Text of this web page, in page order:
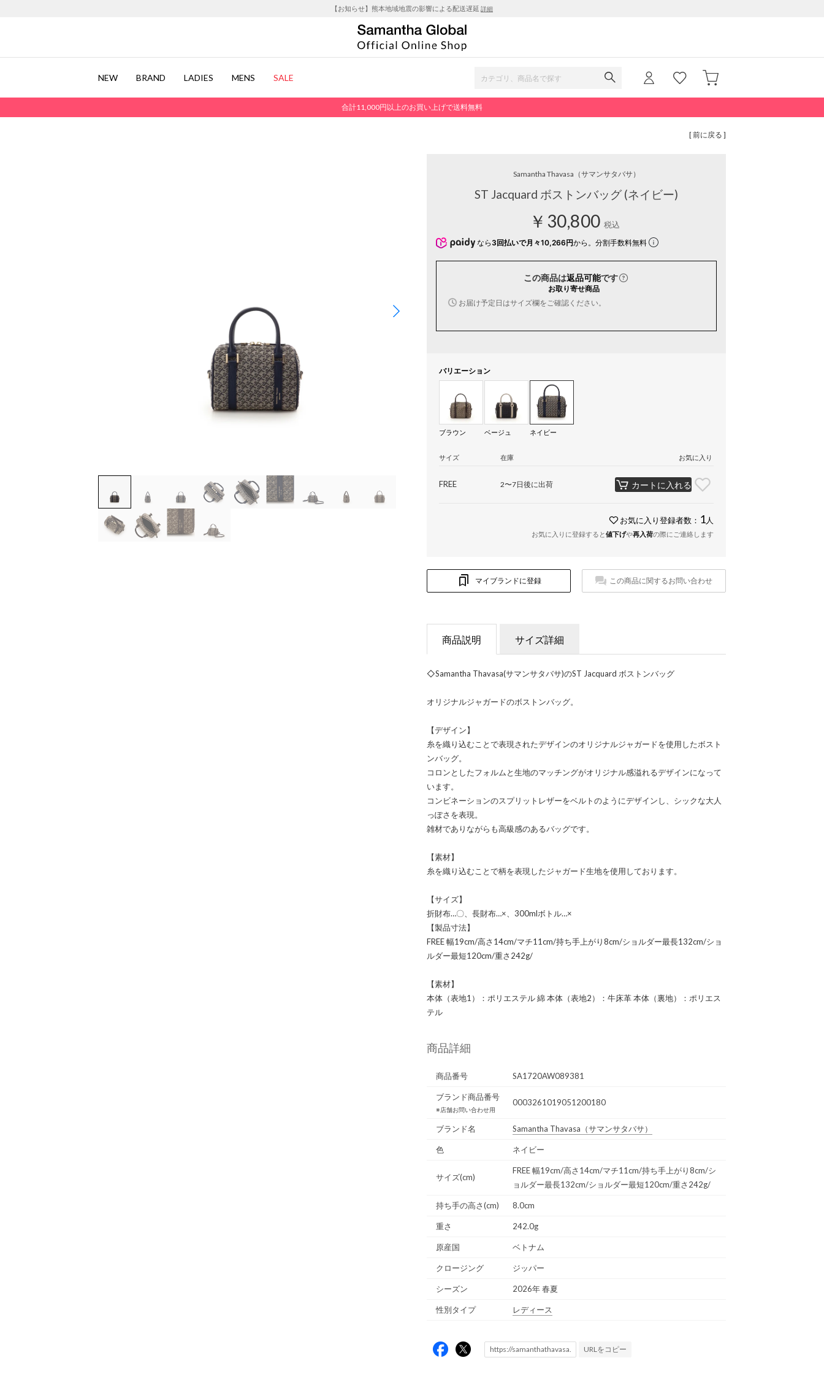
【お知らせ】熊本地域地震の影響による配送遅延 詳細
NEW BRAND LADIES MENS SALE
合計11,000円以上のお買い上げで送料無料
[ 前に戻る ]
Samantha Thavasa （サマンサタバサ）
ST Jacquard ボストンバッグ (ネイビー)
￥30,800 税込
なら 3回払いで月々10,266円から。分割手数料無料
この商品は返品可能です
お取り寄せ商品
お届け予定日はサイズ欄をご確認ください。
バリエーション
ブラウン ベージュ ネイビー
サイズ 在庫 お気に入り
FREE 2〜7日後に出荷 カートに入れる
お気に入り登録者数： 1 人
お気に入りに登録すると値下げや再入荷の際にご連絡します
マイブランドに登録 この商品に関するお問い合わせ
商品説明 サイズ詳細
◇Samantha Thavasa(サマンサタバサ)のST Jacquard ボストンバッグ
オリジナルジャガードのボストンバッグ。
【デザイン】
糸を織り込むことで表現されたデザインのオリジナルジャガードを使用したボスト
ンバッグ。
コロンとしたフォルムと生地のマッチングがオリジナル感溢れるデザインになって
います。
コンビネーションのスプリットレザーをベルトのようにデザインし、シックな大人
っぽさを表現。
雑材でありながらも高級感のあるバッグです。
【素材】
糸を織り込むことで柄を表現したジャガード生地を使用しております。
【サイズ】
折財布…〇、長財布…×、300mlボトル…×
【製品寸法】
FREE 幅19cm/高さ14cm/マチ11cm/持ち手上がり8cm/ショルダー最長132cm/ショ
ルダー最短120cm/重さ242g/
【素材】
本体（表地1）：ポリエステル 綿 本体（表地2）：牛床革 本体（裏地）：ポリエス
テル
商品詳細
商品番号 SA1720AW089381
ブランド商品番号
※店舗お問い合わせ用
0003261019051200180
ブランド名 Samantha Thavasa （サマンサタバサ）
色 ネイビー
サイズ(cm)
FREE 幅19cm/高さ14cm/マチ11cm/持ち手上がり8cm/シ
ョルダー最長132cm/ショルダー最短120cm/重さ242g/
持ち手の高さ(cm) 8.0cm
重さ 242.0g
原産国 ベトナム
クロージング ジッパー
シーズン 2026年 春夏
性別タイプ レディース
URLをコピー